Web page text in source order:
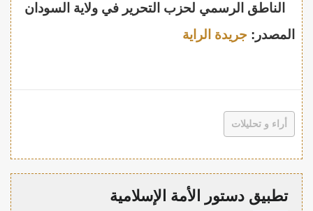
الناطق الرسمي لحزب التحرير في ولاية السودان
المصدر: جريدة الراية
أراء و تحليلات
تطبيق دستور الأمة الإسلامية